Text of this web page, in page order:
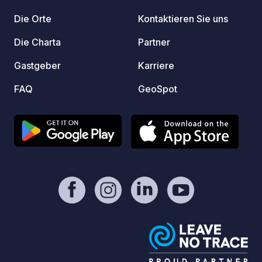
Die Orte
Die Charta
Gastgeber
FAQ
Kontaktieren Sie uns
Partner
Karriere
GeoSpot